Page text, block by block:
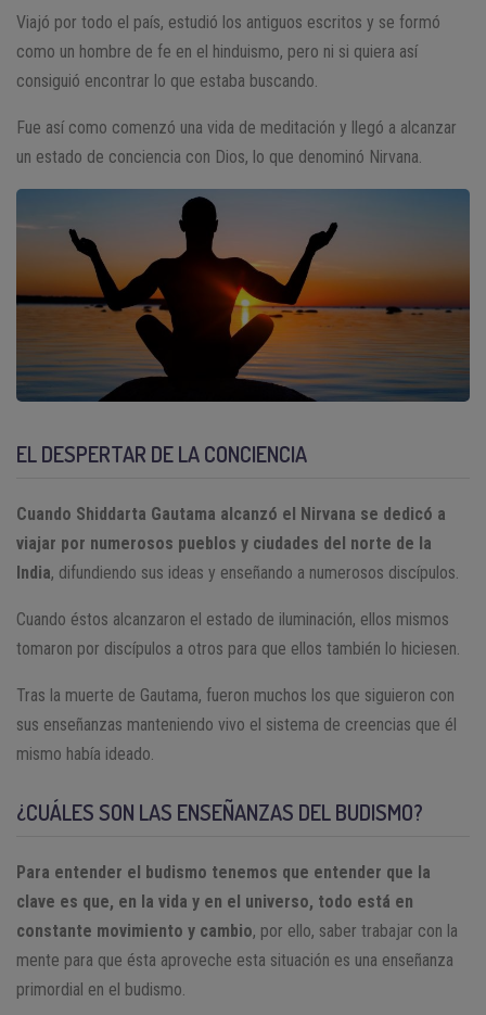
Viajó por todo el país, estudió los antiguos escritos y se formó
como un hombre de fe en el hinduismo, pero ni si quiera así
consiguió encontrar lo que estaba buscando.
Fue así como comenzó una vida de meditación y llegó a alcanzar
un estado de conciencia con Dios, lo que denominó Nirvana.
EL DESPERTAR DE LA CONCIENCIA
Cuando Shiddarta Gautama alcanzó el Nirvana se dedicó a
viajar por numerosos pueblos y ciudades del norte de la
India, difundiendo sus ideas y enseñando a numerosos discípulos.
Cuando éstos alcanzaron el estado de iluminación, ellos mismos
tomaron por discípulos a otros para que ellos también lo hiciesen.
Tras la muerte de Gautama, fueron muchos los que siguieron con
sus enseñanzas manteniendo vivo el sistema de creencias que él
mismo había ideado.
¿CUÁLES SON LAS ENSEÑANZAS DEL BUDISMO?
Para entender el budismo tenemos que entender que la
clave es que, en la vida y en el universo, todo está en
constante movimiento y cambio, por ello, saber trabajar con la
mente para que ésta aproveche esta situación es una enseñanza
primordial en el budismo.